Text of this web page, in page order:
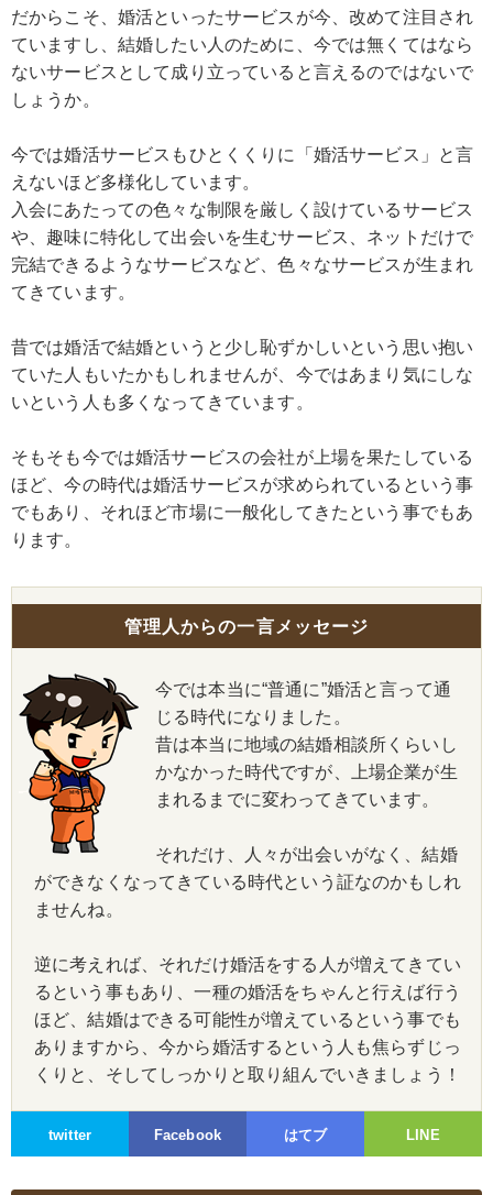
だからこそ、婚活といったサービスが今、改めて注目され
ていますし、結婚したい人のために、今では無くてはなら
ないサービスとして成り立っていると言えるのではないで
しょうか。
今では婚活サービスもひとくくりに「婚活サービス」と言
えないほど多様化しています。
入会にあたっての色々な制限を厳しく設けているサービス
や、趣味に特化して出会いを生むサービス、ネットだけで
完結できるようなサービスなど、色々なサービスが生まれ
てきています。
昔では婚活で結婚というと少し恥ずかしいという思い抱い
ていた人もいたかもしれませんが、今ではあまり気にしな
いという人も多くなってきています。
そもそも今では婚活サービスの会社が上場を果たしている
ほど、今の時代は婚活サービスが求められているという事
でもあり、それほど市場に一般化してきたという事でもあ
ります。
管理人からの一言メッセージ
今では本当に“普通に”婚活と言って通
じる時代になりました。
昔は本当に地域の結婚相談所くらいし
かなかった時代ですが、上場企業が生
まれるまでに変わってきています。
それだけ、人々が出会いがなく、結婚
ができなくなってきている時代という証なのかもしれ
ませんね。
逆に考えれば、それだけ婚活をする人が増えてきてい
るという事もあり、一種の婚活をちゃんと行えば行う
ほど、結婚はできる可能性が増えているという事でも
ありますから、今から婚活するという人も焦らずじっ
くりと、そしてしっかりと取り組んでいきましょう！
twitter Facebook はてブ LINE